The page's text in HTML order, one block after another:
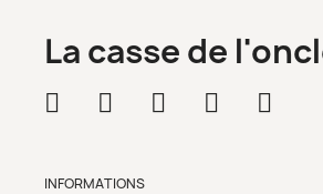
La casse de
INFORMATIONS